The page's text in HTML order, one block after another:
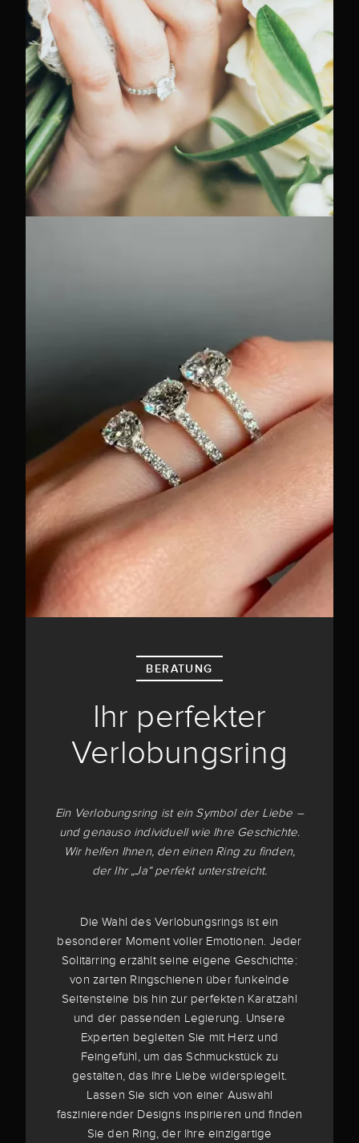
BERATUNG
Ihr perfekter
Verlobungsring
Ein Verlobungsring ist ein Symbol der Liebe –
und genauso individuell wie Ihre Geschichte.
Wir helfen Ihnen, den einen Ring zu finden,
der Ihr „Ja“ perfekt unterstreicht.
Die Wahl des Verlobungsrings ist ein
besonderer Moment voller Emotionen. Jeder
Solitärring erzählt seine eigene Geschichte:
von zarten Ringschienen über funkelnde
Seitensteine bis hin zur perfekten Karatzahl
und der passenden Legierung. Unsere
Experten begleiten Sie mit Herz und
Feingefühl, um das Schmuckstück zu
gestalten, das Ihre Liebe widerspiegelt.
Lassen Sie sich von einer Auswahl
faszinierender Designs inspirieren und finden
Sie den Ring, der Ihre einzigartige